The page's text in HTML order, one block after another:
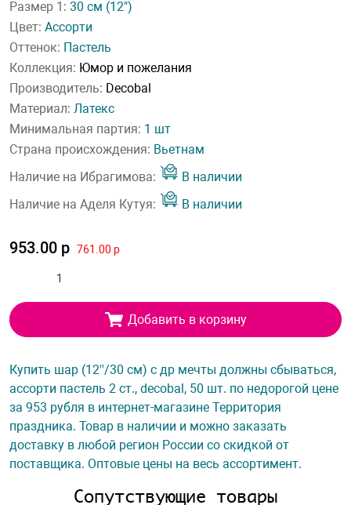
Размер 1: 30 см (12")
Цвет: Ассорти
Оттенок: Пастель
Коллекция: Юмор и пожелания
Производитель: Decobal
Материал: Латекс
Минимальная партия: 1 шт
Страна происхождения: Вьетнам
Наличие на Ибрагимова:
В наличии
Наличие на Аделя Кутуя:
В наличии
953.00 р 761.00 р
Добавить в корзину
Купить шар (12''/30 см) с др мечты должны сбываться,
ассорти пастель 2 ст., decobal, 50 шт. по недорогой цене
за 953 рубля в интернет-магазине Территория
праздника. Товар в наличии и можно заказать
доставку в любой регион России со скидкой от
поставщика. Оптовые цены на весь ассортимент.
Сопутствующие товары